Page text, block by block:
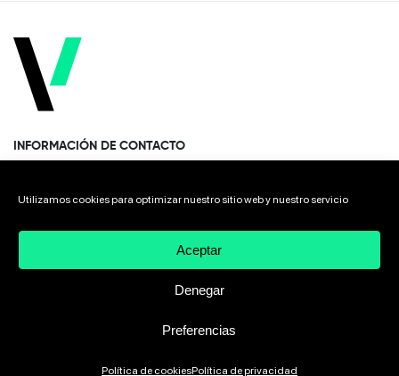
Utilizamos cookies para optimizar nuestro sitio web y nuestro servicio
Aceptar
Denegar
Preferencias
Política de cookiesPolítica de privacidad
INFORMACIÓN DE CONTACTO
20014 Spain